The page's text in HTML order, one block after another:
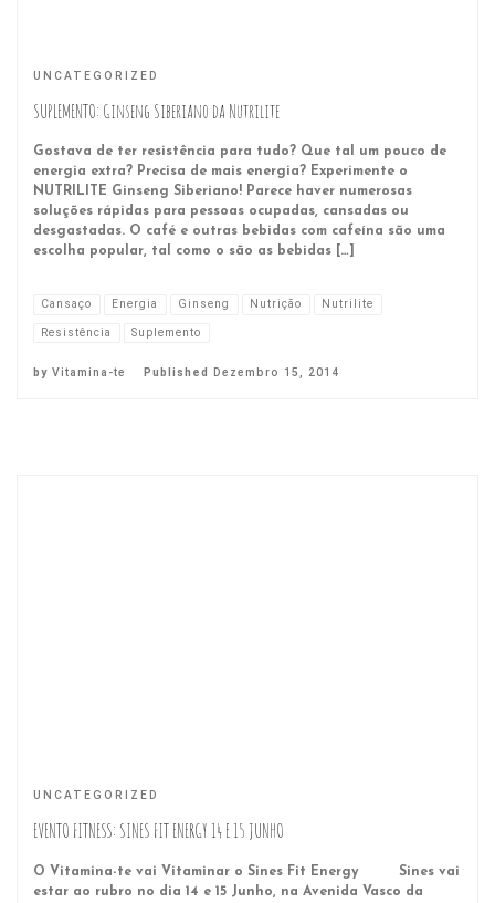
UNCATEGORIZED
SUPLEMENTO: Ginseng Siberiano da Nutrilite
Gostava de ter resistência para tudo? Que tal um pouco de
energia extra? Precisa de mais energia? Experimente o
NUTRILITE Ginseng Siberiano! Parece haver numerosas
soluções rápidas para pessoas ocupadas, cansadas ou
desgastadas. O café e outras bebidas com cafeína são uma
escolha popular, tal como o são as bebidas […]
Cansaço Energia Ginseng Nutrição
Nutrilite
Resistência
Suplemento
by Vitamina-te Published Dezembro 15, 2014
UNCATEGORIZED
EVENTO FITNESS: SINES FIT ENERGY 14 E 15 JUNHO
O Vitamina-te vai Vitaminar o Sines Fit Energy Sines vai
estar ao rubro no dia 14 e 15 Junho, na Avenida Vasco da